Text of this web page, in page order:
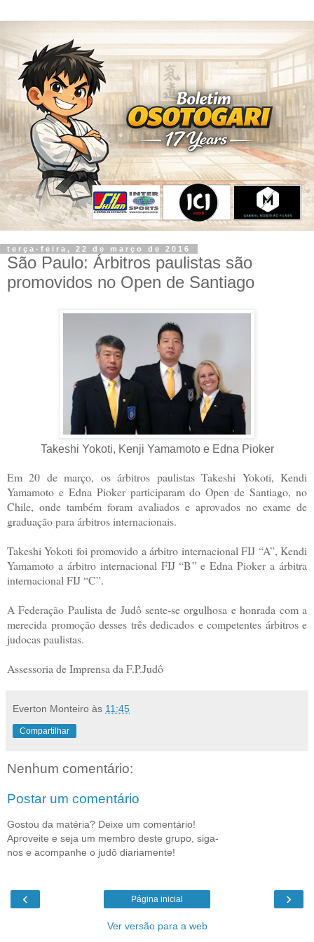
terça-feira, 22 de março de 2016
São Paulo: Árbitros paulistas são
promovidos no Open de Santiago
Takeshi Yokoti, Kenji Yamamoto e Edna Pioker
Em 20 de março, os árbitros paulistas Takeshi Yokoti, Kendi
Yamamoto e Edna Pioker participaram do Open de Santiago, no
Chile, onde também foram avaliados e aprovados no exame de
graduação para árbitros internacionais.
Takeshi Yokoti foi promovido a árbitro internacional FIJ “A”, Kendi
Yamamoto a árbitro internacional FIJ “B” e Edna Pioker a árbitra
internacional FIJ “C”.
A Federação Paulista de Judô sente-se orgulhosa e honrada com a
merecida promoção desses três dedicados e competentes árbitros e
judocas paulistas.
Assessoria de Imprensa da F.P.Judô
Everton Monteiro às 11:45
Compartilhar
Nenhum comentário:
Postar um comentário
Gostou da matéria? Deixe um comentário!
Aproveite e seja um membro deste grupo, siga-
nos e acompanhe o judô diariamente!
‹ ›
Página inicial
Ver versão para a web